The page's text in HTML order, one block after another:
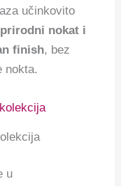
učinkovito
nokat i
finish, bez
nokta.
u